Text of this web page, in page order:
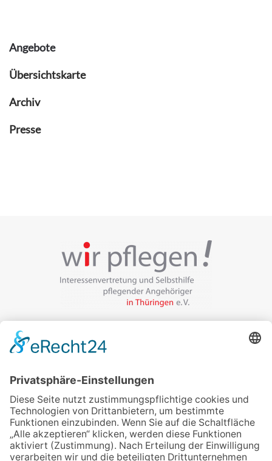
Angebote
Übersichtskarte
Archiv
Presse
Veranstalter:
wir pflegen in Thüringen e.V.
99085 Erfurt
Email schreiben
Uns unterstützen / Spenden